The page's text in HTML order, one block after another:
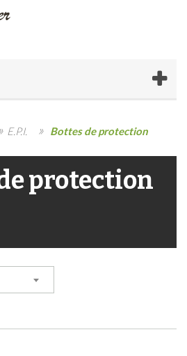
E.P.I. » Bottes de protection
protection